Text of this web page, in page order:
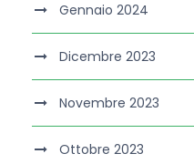
Gennaio 2024
Dicembre 2023
Novembre 2023
Ottobre 2023